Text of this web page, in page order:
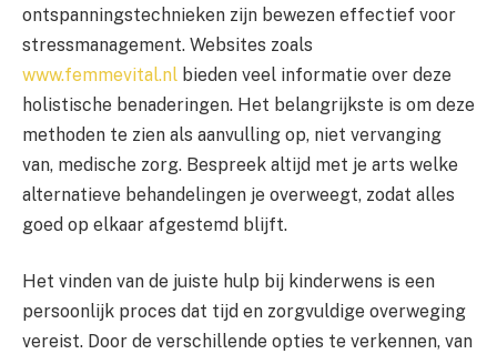
ontspanningstechnieken zijn bewezen effectief voor
stressmanagement. Websites zoals
www.femmevital.nl bieden veel informatie over deze
holistische benaderingen. Het belangrijkste is om deze
methoden te zien als aanvulling op, niet vervanging
van, medische zorg. Bespreek altijd met je arts welke
alternatieve behandelingen je overweegt, zodat alles
goed op elkaar afgestemd blijft.
Het vinden van de juiste hulp bij kinderwens is een
persoonlijk proces dat tijd en zorgvuldige overweging
vereist. Door de verschillende opties te verkennen, van